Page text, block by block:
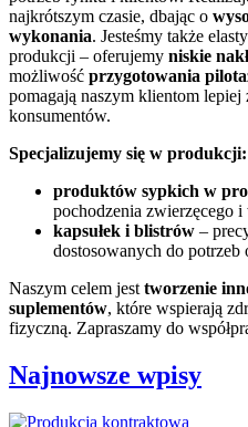
najkrótszym czasie, dbając o
wykonania. Jesteśmy także
produkcji – oferujemy niskie
możliwość przygotowania
pomagają naszym klientom
konsumentów.
Specjalizujemy się w produkcji:
produktów sypkich w
pochodzenia zwierzęcego
kapsułek i blistrów –
dostosowanych do potrzeb
Naszym celem jest tworzenie
suplementów, które wspierają
fizyczną. Zapraszamy do
Najnowsze wpisy